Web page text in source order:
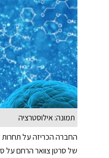
תמונה: אילוסטרציה
החברה הכריזה על תחרות
של סרטן צוואר הרחם על